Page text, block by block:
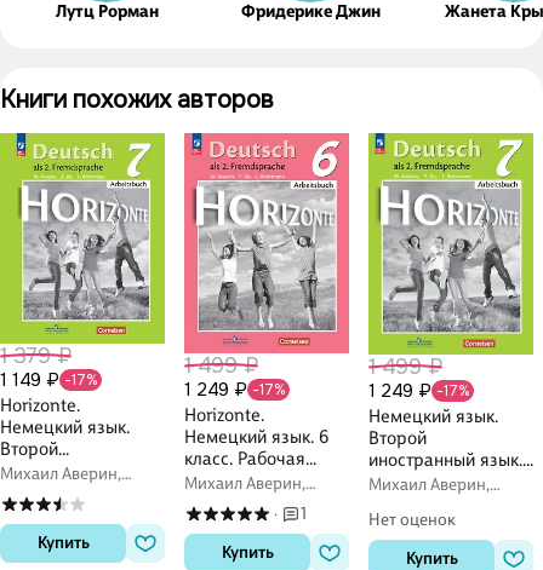
Лутц Рорман Фридерике Джин Жанета
Книги похожих авторов
1 379 ₽
1 149 ₽ -17%
Horizonte.
Немецкий язык.
Второй
иностранный язык.
7 класс. Рабочая
тетрадь
Михаил Аверин,
Фридерике Джин,
Лутц Рорман
Купить
1 499 ₽
1 249 ₽ -17%
Horizonte.
Немецкий язык. 6
класс. Рабочая
тетрадь
Михаил Аверин,
Фридерике Джин,
Лутц Рорман·
1
Купить
1 499 ₽
1 249 ₽ -17%
Немецкий язык.
Второй
иностранный язык.
7 класс. Рабочая
Михаил Аверин,
Лутц Рорман
Нет оценок
Купить